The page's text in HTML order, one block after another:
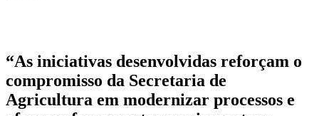
“As iniciativas desenvolvidas reforçam o
compromisso da Secretaria de
Agricultura em modernizar processos e